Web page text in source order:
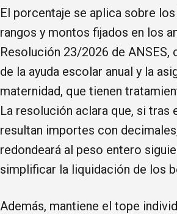
El porcentaje se aplica sobre
rangos y montos fijados en los
Resolución 23/2026 de ANSES,
de la ayuda escolar anual y la
maternidad, que tienen
La resolución aclara que, si tras
resultan importes con
redondeará al peso entero
simplificar la liquidación de los
Además, mantiene el tope